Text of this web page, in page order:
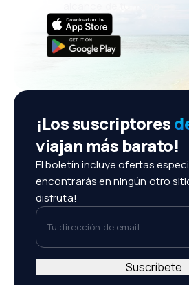
¡Los suscriptores
viajan más barato!
El boletín incluye ofertas
encontrarás en ningún otro
disfruta!
Tu dirección de email
Suscríbete